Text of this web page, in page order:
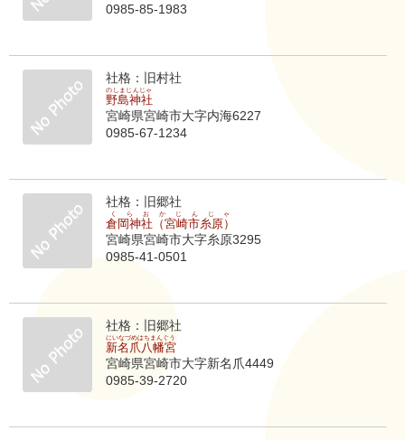
0985-85-1983
社格：旧村社
野島神社
のしまじんじゃ
宮崎県宮崎市大字内海6227
0985-67-1234
社格：旧郷社
倉岡神社（宮崎市糸原）
くらおかじんじゃ
宮崎県宮崎市大字糸原3295
0985-41-0501
社格：旧郷社
新名爪八幡宮
にいなづめはちまんぐう
宮崎県宮崎市大字新名爪4449
0985-39-2720